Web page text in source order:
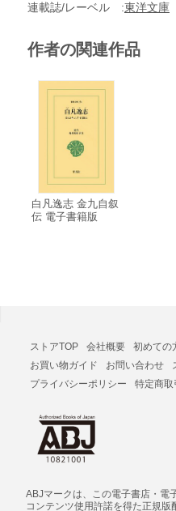
連載誌/レーベル
東洋文庫
作者の関連作品
白凡逸志 金九自叙
伝 電子書籍版
ストアTOP 会社概要 初めての
お買い物ガイド
お問い合わせ
プライバシーポリシー
特定商取
ABJマークは、この電子書店・電
コンテンツ使用許諾を得た正規